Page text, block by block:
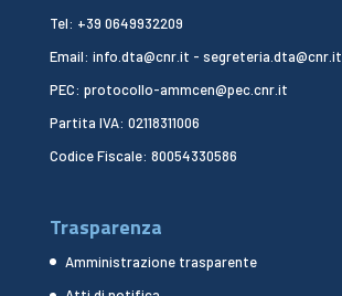
Tel: +39 0649932209
Email: info.dta@cnr.it - segreteria.dta@cnr.it
PEC: protocollo-ammcen@pec.cnr.it
Partita IVA: 02118311006
Codice Fiscale: 80054330586
Trasparenza
Amministrazione trasparente